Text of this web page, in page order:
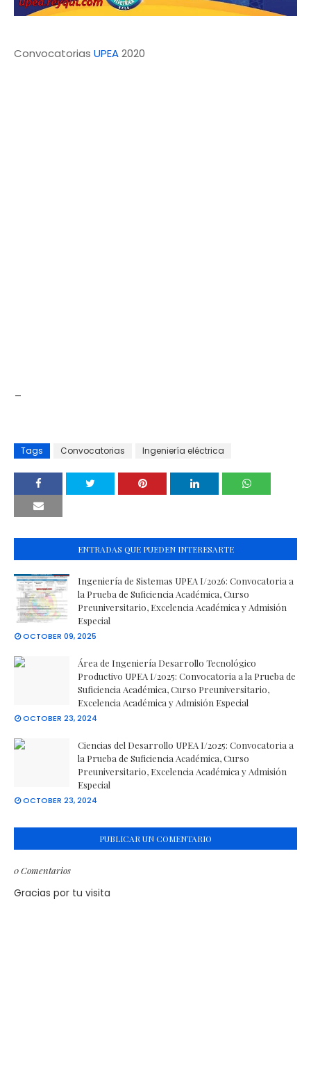
Convocatorias UPEA2020
Tags Convocatorias Ingeniería eléctrica
ENTRADAS QUE PUEDEN INTERESARTE
Ingeniería de Sistemas UPEA I/2026: Convocatoria a
la Prueba de Suficiencia Académica, Curso
Preuniversitario, Excelencia Académica y Admisión
Especial
OCTOBER 09, 2025
Área de Ingeniería Desarrollo Tecnológico
Productivo UPEA I/2025: Convocatoria a la Prueba de
Suficiencia Académica, Curso Preuniversitario,
Excelencia Académica y Admisión Especial
OCTOBER 23, 2024
Ciencias del Desarrollo UPEA I/2025: Convocatoria a
la Prueba de Suficiencia Académica, Curso
Preuniversitario, Excelencia Académica y Admisión
Especial
OCTOBER 23, 2024
PUBLICAR UN COMENTARIO
0 Comentarios
Gracias por tu visita